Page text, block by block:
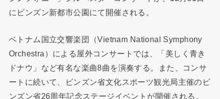
にビンズン新都市公園にて開催される。
ベトナム国立交響楽団（Vietnam National Symphony
Orchestra）による屋外コンサートでは、「美しく青き
ドナウ」など有名な楽曲8曲を演奏する。また、コンサ
ートに続いて、ビンズン省文化スポーツ観光局主催のビ
ンズン省26周年記念ステージイベントが開催される。